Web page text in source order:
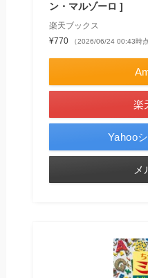
ン・マルゾーロ ]
楽天ブックス
¥770
（2026/06/24 00:43時
楽
Yahoo
メ